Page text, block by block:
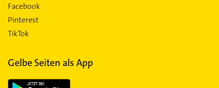
Facebook
Pinterest
TikTok
Gelbe Seiten als App